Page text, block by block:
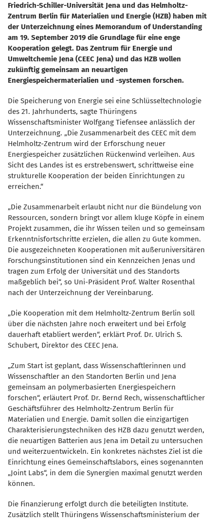
Friedrich-Schiller-Universität Jena und das Helmholtz-
Zentrum Berlin für Materialien und Energie (HZB) haben mit
der Unterzeichnung eines Memorandum of Understanding
am 19. September 2019 die Grundlage für eine enge
Kooperation gelegt. Das Zentrum für Energie und
Umweltchemie Jena (CEEC Jena) und das HZB wollen
zukünftig gemeinsam an neuartigen
Energiespeichermaterialien und -systemen forschen.
Die Speicherung von Energie sei eine Schlüsseltechnologie
des 21. Jahrhunderts, sagte Thüringens
Wissenschaftsminister Wolfgang Tiefensee anlässlich der
Unterzeichnung. „Die Zusammenarbeit des CEEC mit dem
Helmholtz-Zentrum wird der Erforschung neuer
Energiespeicher zusätzlichen Rückenwind verleihen. Aus
Sicht des Landes ist es erstrebenswert, schrittweise eine
strukturelle Kooperation der beiden Einrichtungen zu
erreichen.“
Die Zusammenarbeit erlaubt nicht nur die Bündelung von
Ressourcen, sondern bringt vor allem kluge Köpfe in einem
Projekt zusammen, die ihr Wissen teilen und so gemeinsam
Erkenntnisfortschritte erzielen, die allen zu Gute kommen.
Die ausgezeichneten Kooperationen mit außeruniversitären
Forschungsinstitutionen sind ein Kennzeichen Jenas und
tragen zum Erfolg der Universität und des Standorts
maßgeblich bei“, so Uni-Präsident Prof. Walter Rosenthal
nach der Unterzeichnung der Vereinbarung.
Die Kooperation mit dem Helmholtz-Zentrum Berlin soll
über die nächsten Jahre noch erweitert und bei Erfolg
dauerhaft etabliert werden“, erklärt Prof. Dr. Ulrich S.
Schubert, Direktor des CEEC Jena.
Zum Start ist geplant, dass Wissenschaftlerinnen und
Wissenschaftler an den Standorten Berlin und Jena
gemeinsam an polymerbasierten Energiespeichern
forschen“, erläutert Prof. Dr. Bernd Rech, wissenschaftlicher
Geschäftsführer des Helmholtz-Zentrum Berlin für
Materialien und Energie. Damit sollen die einzigartigen
Charakterisierungstechniken des HZB dazu genutzt werden,
die neuartigen Batterien aus Jena im Detail zu untersuchen
und weiterzuentwickeln. Ein konkretes nächstes Ziel ist die
Einrichtung eines Gemeinschaftslabors, eines sogenannten
Joint Labs“, in dem die Synergien maximal genutzt werden
können.
Die Finanzierung erfolgt durch die beteiligten Institute.
Zusätzlich stellt Thüringens Wissenschaftsministerium der